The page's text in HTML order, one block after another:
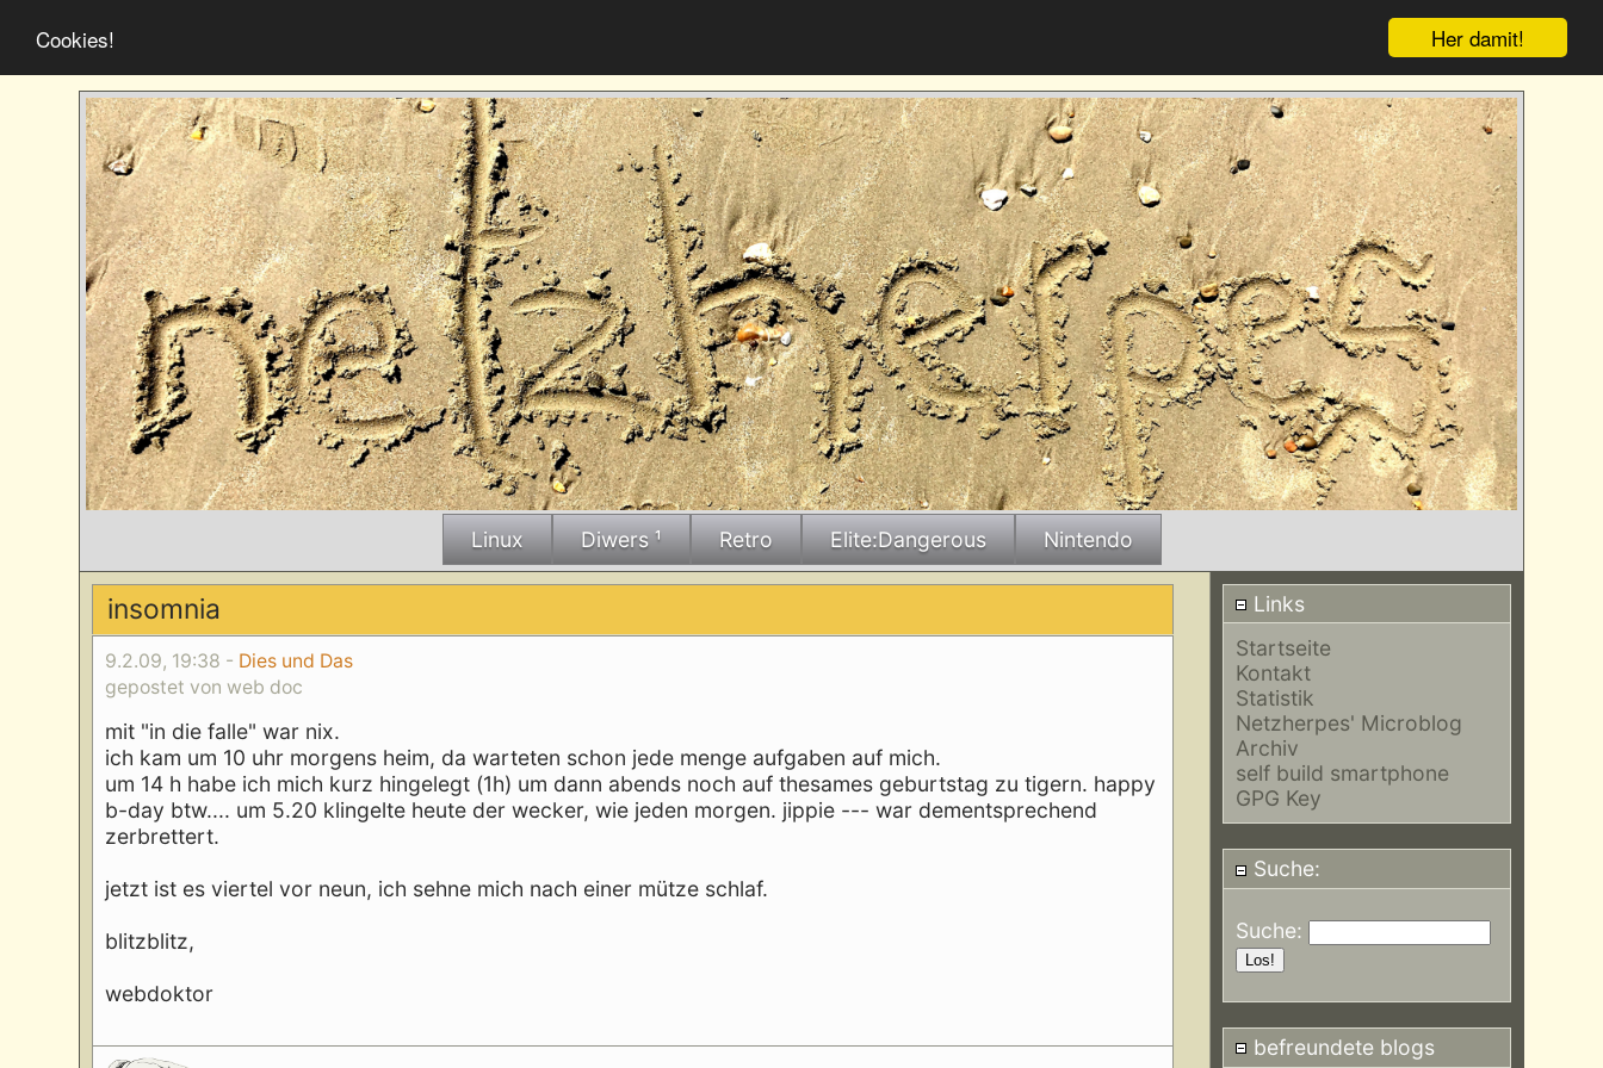
Her damit!
Cookies!
Linux Diwers ¹ Retro Elite:Dangerous Nintendo
Links
Startseite
Kontakt
Statistik
Netzherpes' Microblog
Archiv
self build smartphone
GPG Key
Suche:
Suche:
befreundete blogs
insomnia
9.2.09, 19:38 - Dies und Das
gepostet von web doc
mit "in die falle" war nix.
ich kam um 10 uhr morgens heim, da warteten schon jede menge aufgaben auf mich.
um 14 h habe ich mich kurz hingelegt (1h) um dann abends noch auf thesames geburtstag zu tigern. happy
b-day btw.... um 5.20 klingelte heute der wecker, wie jeden morgen. jippie --- war dementsprechend
zerbrettert.
jetzt ist es viertel vor neun, ich sehne mich nach einer mütze schlaf.
blitzblitz,
webdoktor